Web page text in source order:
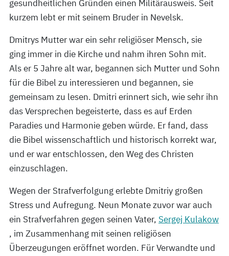
gesundheitlichen Gründen einen Militärausweis. Seit
kurzem lebt er mit seinem Bruder in Nevelsk.
Dmitrys Mutter war ein sehr religiöser Mensch, sie
ging immer in die Kirche und nahm ihren Sohn mit.
Als er 5 Jahre alt war, begannen sich Mutter und Sohn
für die Bibel zu interessieren und begannen, sie
gemeinsam zu lesen. Dmitri erinnert sich, wie sehr ihn
das Versprechen begeisterte, dass es auf Erden
Paradies und Harmonie geben würde. Er fand, dass
die Bibel wissenschaftlich und historisch korrekt war,
und er war entschlossen, den Weg des Christen
einzuschlagen.
Wegen der Strafverfolgung erlebte Dmitriy großen
Stress und Aufregung. Neun Monate zuvor war auch
ein Strafverfahren gegen seinen Vater, Sergej Kulakow
, im Zusammenhang mit seinen religiösen
Überzeugungen eröffnet worden. Für Verwandte und